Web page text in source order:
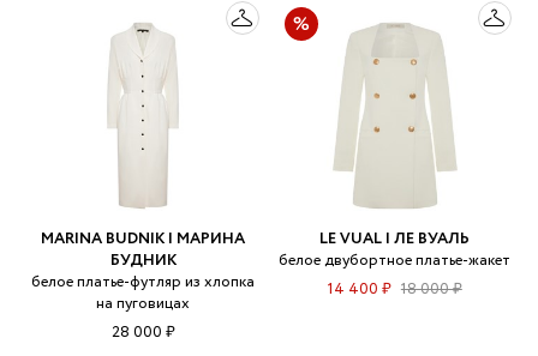
MARINA BUDNIK | МАРИНА
БУДНИК
белое платье-футляр из хлопка
на пуговицах
28 000 ₽
LE VUAL | ЛЕ ВУАЛЬ
белое двубортное платье-жакет
14 400 ₽ 18 000 ₽